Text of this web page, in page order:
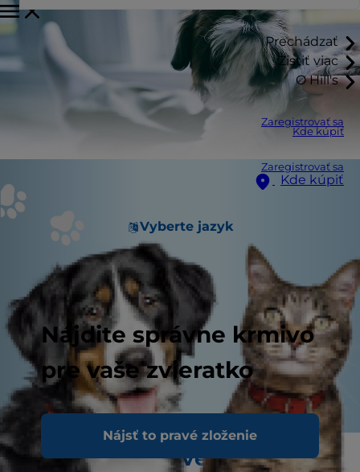
Prechádzať
Zistiť viac
O Hill's
Zaregistrovať sa
Kde kúpiť
Zaregistrovať sa
Kde kúpiť
Vyberte jazyk
Nájdite správne krmivo
pre vaše zvieratko
Nájsť to pravé zloženie
Pozrite sa na svet ich očami